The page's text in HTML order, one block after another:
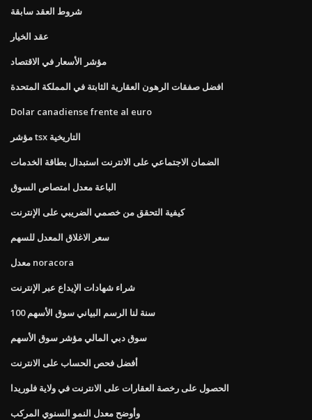
شروط العقد سابقة
عقد الخيار
مؤشر الأسعار في الاقتصاد
افضل صفقات الرهون العقارية الثابتة في المملكة المتحدة
Dolar canadiense frente al euro
مؤشر tsx التاريخية
الضمان الاجتماعي على الانترنت استبدال بطاقة الخدمات
الباعة معدل امتصاص السوق
كيفية التحقق من خصمي الضريبي على الإنترنت
سعر الاغلاق المعدل للسهم
معدل noracora
شراء شهادات الإيداع عبر الإنترنت
100 سنة لنا الرسم البياني سوق الأسهم
سوق دبي المالي مؤشر سوق الأسهم
أفضل فحص الحساب على الانترنت
الحصول على رخصة العقارات على الانترنت في ولاية فلوريدا
وأوضح معدل النمو السنوي المركب